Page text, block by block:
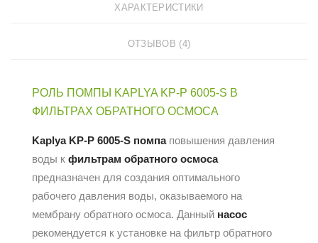
ХАРАКТЕРИСТИКИ
ОТЗЫВОВ (4)
РОЛЬ ПОМПЫ KAPLYA KP-P 6005-S В
ФИЛЬТРАХ ОБРАТНОГО ОСМОСА
Kaplya KP-P 6005-S помпа повышения давления
воды к фильтрам обратного осмоса
предназначен для создания оптимального
рабочего давления воды, оказываемого на
мембрану обратного осмоса. Данный насос
рекомендуется к установке на фильтр обратного